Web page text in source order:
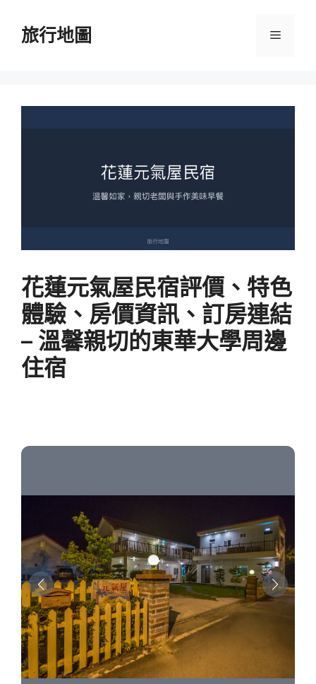
旅行地圖 選
花蓮元氣屋民宿評價、特色
體驗、房價資訊、訂房連結
– 溫馨親切的東華大學周邊
住宿